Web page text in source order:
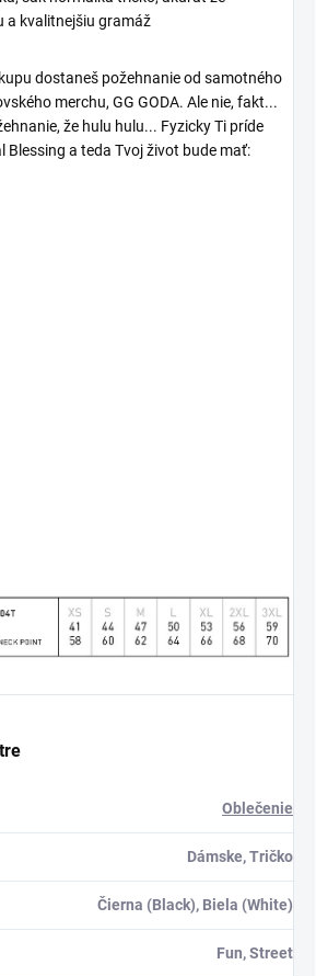
merch,
merch
vo
Vaša
a kvalitnejšiu gramáž
dostaneš požehnanie od samotného
merchu, GG GODA. Ale nie, fakt...
že hulu hulu... Fyzicky Ti príde
Blessing a teda Tvoj život bude mať:
Oblečenie
Dámske, Tričko
Čierna (Black), Biela (White)
Fun, Street